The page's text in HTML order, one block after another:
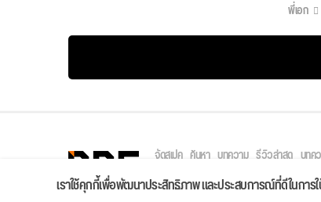
พี่เอก
จัดสเปค ค้นหา บทความ รีวิวล่าสุด บทค
Copyright © 2026
เราใช้คุกกี้เพื่อพัฒนาประสิทธิภาพ และประสบการณ์ที่ดีในกา